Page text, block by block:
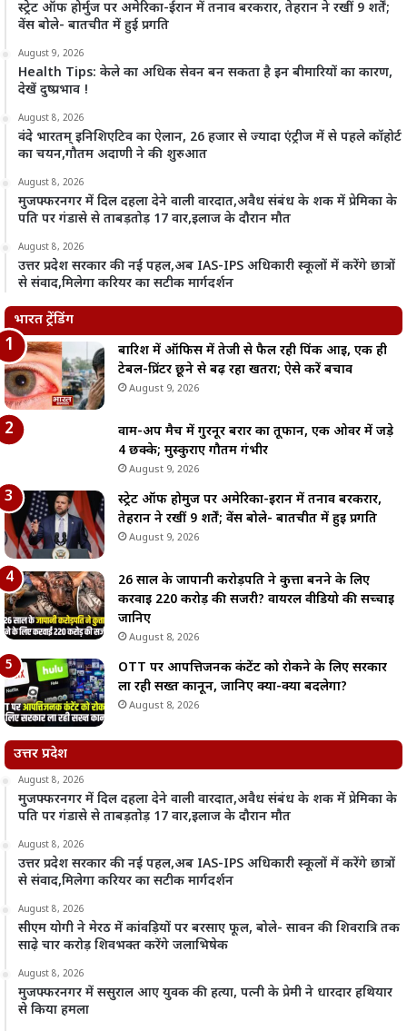
स्ट्रेट ऑफ होर्मुज पर अमेरिका-ईरान में तनाव बरकरार, तेहरान ने रखीं 9 शर्तें;
वेंस बोले- बातचीत में हुई प्रगति
August 9, 2026
Health Tips: केले का अधिक सेवन बन सकता है इन बीमारियों का कारण,
देखें दुष्प्रभाव !
August 8, 2026
वंदे भारतम् इनिशिएटिव का ऐलान, 26 हजार से ज्यादा एंट्रीज में से पहले कॉहोर्ट
का चयन,गौतम अदाणी ने की शुरुआत
August 8, 2026
मुजफ्फरनगर में दिल दहला देने वाली वारदात,अवैध संबंध के शक में प्रेमिका के
पति पर गंडासे से ताबड़तोड़ 17 वार,इलाज के दौरान मौत
August 8, 2026
उत्तर प्रदेश सरकार की नई पहल,अब IAS-IPS अधिकारी स्कूलों में करेंगे छात्रों
से संवाद,मिलेगा करियर का सटीक मार्गदर्शन
भारत ट्रेंडिंग
बारिश में ऑफिस में तेजी से फैल रही पिंक आई, एक ही
टेबल-प्रिंटर छूने से बढ़ रहा खतरा; ऐसे करें बचाव
August 9, 2026
वार्म-अप मैच में गुरनूर बरार का तूफान, एक ओवर में जड़े
4 छक्के; मुस्कुराए गौतम गंभीर
August 9, 2026
स्ट्रेट ऑफ होर्मुज पर अमेरिका-ईरान में तनाव बरकरार,
तेहरान ने रखीं 9 शर्तें; वेंस बोले- बातचीत में हुई प्रगति
August 9, 2026
26 साल के जापानी करोड़पति ने कुत्ता बनने के लिए
करवाई 220 करोड़ की सर्जरी? वायरल वीडियो की सच्चाई
जानिए
August 8, 2026
OTT पर आपत्तिजनक कंटेंट को रोकने के लिए सरकार
ला रही सख्त कानून, जानिए क्या-क्या बदलेगा?
August 8, 2026
उत्तर प्रदेश
August 8, 2026
मुजफ्फरनगर में दिल दहला देने वाली वारदात,अवैध संबंध के शक में प्रेमिका के
पति पर गंडासे से ताबड़तोड़ 17 वार,इलाज के दौरान मौत
August 8, 2026
उत्तर प्रदेश सरकार की नई पहल,अब IAS-IPS अधिकारी स्कूलों में करेंगे छात्रों
से संवाद,मिलेगा करियर का सटीक मार्गदर्शन
August 8, 2026
सीएम योगी ने मेरठ में कांवड़ियों पर बरसाए फूल, बोले- सावन की शिवरात्रि तक
साढ़े चार करोड़ शिवभक्त करेंगे जलाभिषेक
August 8, 2026
मुजफ्फरनगर में ससुराल आए युवक की हत्या, पत्नी के प्रेमी ने धारदार हथियार
से किया हमला